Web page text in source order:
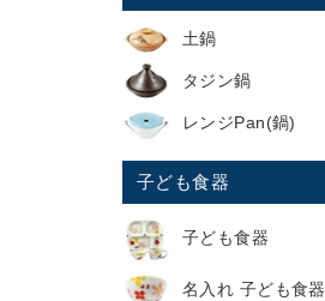
土鍋
タジン鍋
レンジPan(鍋)
子ども食器
子ども食器
名入れ 子ども食器